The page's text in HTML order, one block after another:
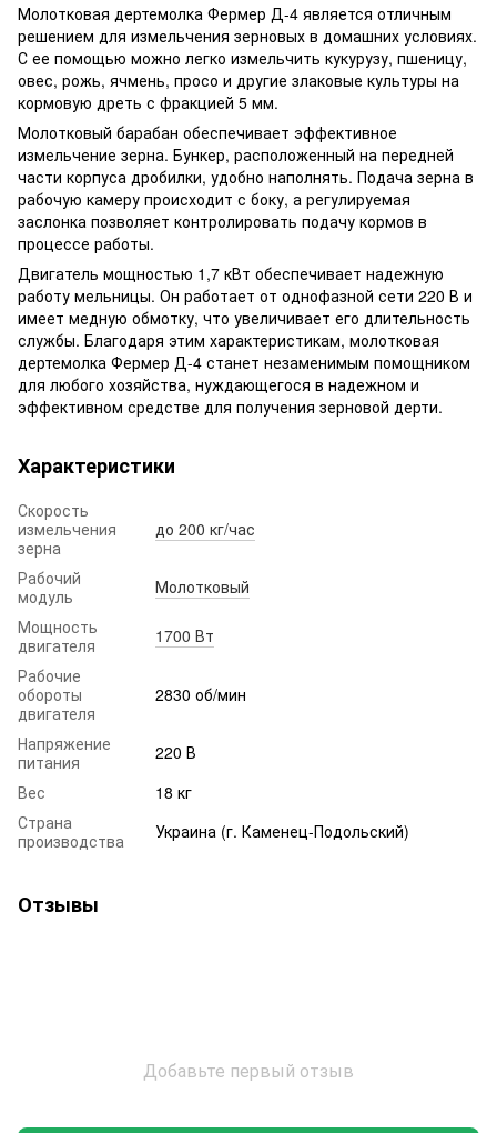
Молотковая дертемолка Фермер Д-4 является отличным
решением для измельчения зерновых в домашних условиях.
С ее помощью можно легко измельчить кукурузу, пшеницу,
овес, рожь, ячмень, просо и другие злаковые культуры на
кормовую дреть с фракцией 5 мм.
Молотковый барабан обеспечивает эффективное
измельчение зерна. Бункер, расположенный на передней
части корпуса дробилки, удобно наполнять. Подача зерна в
рабочую камеру происходит с боку, а регулируемая
заслонка позволяет контролировать подачу кормов в
процессе работы.
Двигатель мощностью 1,7 кВт обеспечивает надежную
работу мельницы. Он работает от однофазной сети 220 В и
имеет медную обмотку, что увеличивает его длительность
службы. Благодаря этим характеристикам, молотковая
дертемолка Фермер Д-4 станет незаменимым помощником
для любого хозяйства, нуждающегося в надежном и
эффективном средстве для получения зерновой дерти.
Характеристики
Скорость
измельчения
зерна
до 200 кг/час
Рабочий
модуль
Молотковый
Мощность
двигателя
1700 Вт
Рабочие
обороты
двигателя
2830 об/мин
Напряжение
питания
220 В
Вес
18 кг
Страна
производства
Украина (г. Каменец-Подольский)
Отзывы
Добавьте первый отзыв